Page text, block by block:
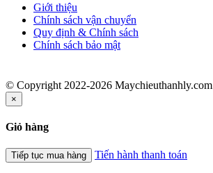
Giới thiệu
Chính sách vận chuyển
Quy định & Chính sách
Chính sách bảo mật
© Copyright 2022-2026
×
Giỏ hàng
Tiếp tục mua hàng Tiến hành thanh toán